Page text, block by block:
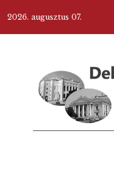
2026. augusztus 07.